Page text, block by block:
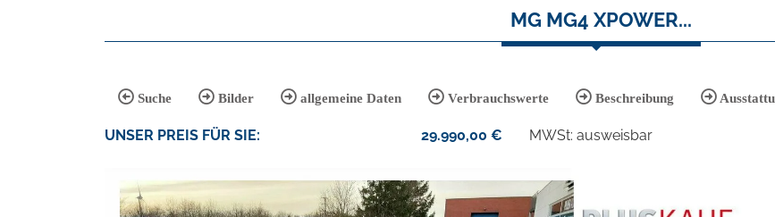
MG MG4 XPOWER...
Suche Bilder allgemeine Daten Verbrauchswerte Beschreibung
UNSER PREIS FÜR SIE: 29.990,00 € MWSt: ausweisbar